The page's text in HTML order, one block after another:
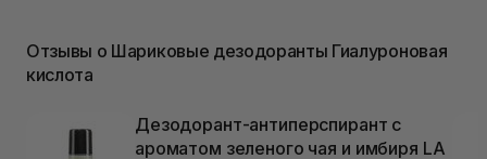
Отзывы о Шариковые дезодоранты Гиалуроновая
кислота
Дезодорант-антиперспирант с
ароматом зеленого чая и имбиря LA